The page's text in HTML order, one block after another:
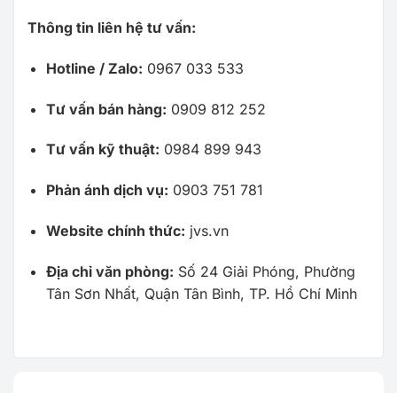
Thông tin liên hệ tư vấn:
Hotline / Zalo: 0967 033 533
Tư vấn bán hàng: 0909 812 252
Tư vấn kỹ thuật: 0984 899 943
Phản ánh dịch vụ: 0903 751 781
Website chính thức: jvs.vn
Địa chỉ văn phòng: Số 24 Giải Phóng, Phường
Tân Sơn Nhất, Quận Tân Bình, TP. Hồ Chí Minh